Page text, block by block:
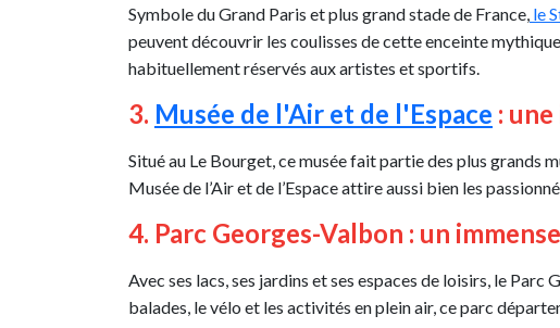
Symbole du Grand Paris et plus grand stade de France, le
peuvent découvrir les coulisses de cette enceinte
habituellement réservés aux artistes et sportifs.
3. Musée de l'Air et de l'Espace :
Situé au Le Bourget, ce musée fait partie des plus grands
Musée de l’Air et de l’Espace attire aussi bien les
4. Parc Georges-Valbon : un
Avec ses lacs, ses jardins et ses espaces de loisirs, le
balades, le vélo et les activités en plein air, ce parc